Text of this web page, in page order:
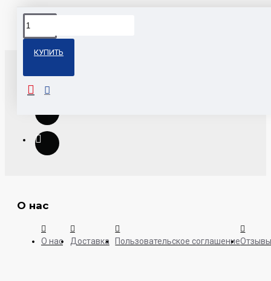
КУПИТЬ
Теги:
О нас
О нас Доставка Пользовательское соглашение